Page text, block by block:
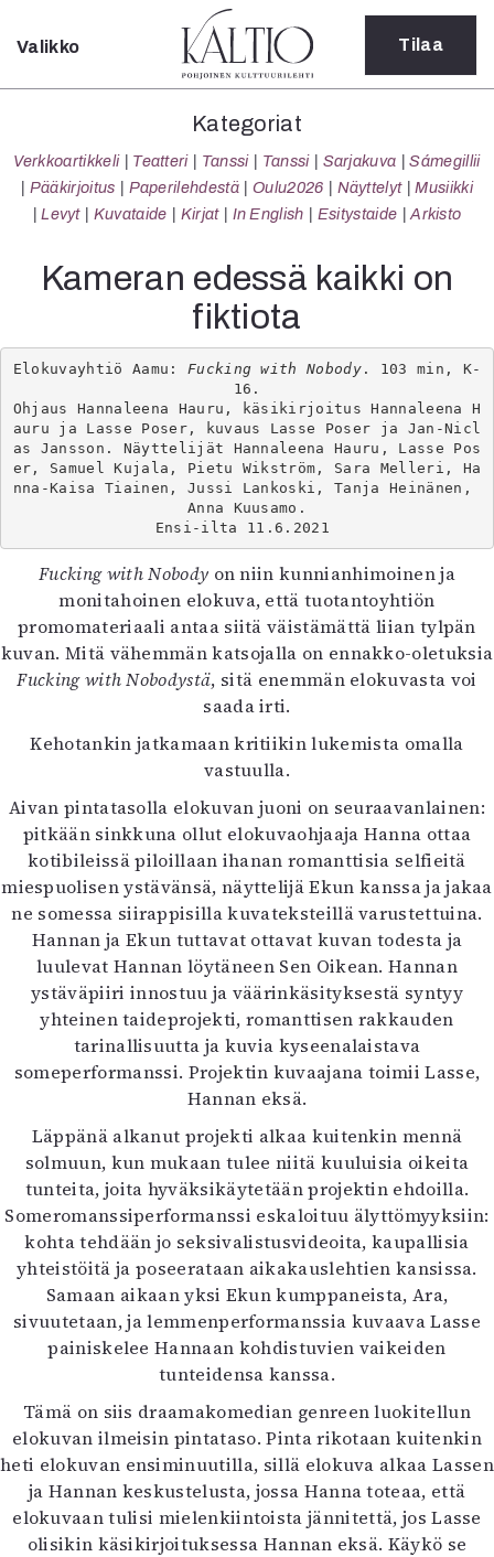
Sulje
Kategoriat
Verkkoartikkeli
Teatteri
Tanssi
Sarjakuva
Sámegillii
Pääkirjoitus
Paperilehdestä
Oulu2026
Näyttelyt
Musiikki
Levyt
Kuvataide
Kirjat
In English
Esitystaide
Arkisto
Lehdet
4/2026
2–3/2026
6/2025
5/2025 saame
5/2025
Lehtiarkisto
Info
Tilaus ja irtonumerot
Yhteistyössä
Toimitus
Mediatiedot
Kaltio ry
Valikko Tilaa
Kategoriat
Verkkoartikkeli Teatteri Tanssi Tanssi Sarjakuva
Sámegillii
Pääkirjoitus
Paperilehdestä Oulu2026 Näyttelyt
Musiikki
Levyt
Kuvataide Kirjat In English Esitystaide Arkisto
Kameran edessä kaikki on
fiktiota
Elokuvayhtiö Aamu: Fucking with Nobody . 103 min, K-
16.
Ohjaus Hannaleena Hauru, käsikirjoitus Hannaleena H
auru ja Lasse Poser, kuvaus Lasse Poser ja Jan-Nicl
as Jansson. Näyttelijät Hannaleena Hauru, Lasse Pos
er, Samuel Kujala, Pietu Wikström, Sara Melleri, Ha
nna-Kaisa Tiainen, Jussi Lankoski, Tanja Heinänen,
Anna Kuusamo.
Ensi-ilta 11.6.2021
Fucking with Nobody on niin kunnianhimoinen ja
monitahoinen elokuva, että tuotantoyhtiön
promomateriaali antaa siitä väistämättä liian tylpän
kuvan. Mitä vähemmän katsojalla on ennakko-oletuksia
Fucking with Nobodystä, sitä enemmän elokuvasta voi
saada irti.
Kehotankin jatkamaan kritiikin lukemista omalla
vastuulla.
Aivan pintatasolla elokuvan juoni on seuraavanlainen:
pitkään sinkkuna ollut elokuvaohjaaja Hanna ottaa
kotibileissä piloillaan ihanan romanttisia selfieitä
miespuolisen ystävänsä, näyttelijä Ekun kanssa ja jakaa
ne somessa siirappisilla kuvateksteillä varustettuina.
Hannan ja Ekun tuttavat ottavat kuvan todesta ja
luulevat Hannan löytäneen Sen Oikean. Hannan
ystäväpiiri innostuu ja väärinkäsityksestä syntyy
yhteinen taideprojekti, romanttisen rakkauden
tarinallisuutta ja kuvia kyseenalaistava
someperformanssi. Projektin kuvaajana toimii Lasse,
Hannan eksä.
Läppänä alkanut projekti alkaa kuitenkin mennä
solmuun, kun mukaan tulee niitä kuuluisia oikeita
tunteita, joita hyväksikäytetään projektin ehdoilla.
Someromanssiperformanssi eskaloituu älyttömyyksiin:
kohta tehdään jo seksivalistusvideoita, kaupallisia
yhteistöitä ja poseerataan aikakauslehtien kansissa.
Samaan aikaan yksi Ekun kumppaneista, Ara,
sivuutetaan, ja lemmenperformanssia kuvaava Lasse
painiskelee Hannaan kohdistuvien vaikeiden
tunteidensa kanssa.
Tämä on siis draamakomedian genreen luokitellun
elokuvan ilmeisin pintataso. Pinta rikotaan kuitenkin
heti elokuvan ensiminuutilla, sillä elokuva alkaa Lassen
ja Hannan keskustelusta, jossa Hanna toteaa, että
elokuvaan tulisi mielenkiintoista jännitettä, jos Lasse
olisikin käsikirjoituksessa Hannan eksä. Käykö se